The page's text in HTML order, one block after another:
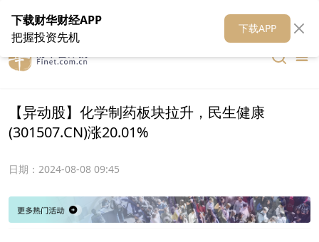
在线客服 关于我们 财华媒体矩阵 财华智库
【异动股】化学制药板块拉升，民生健康
(301507.CN)涨20.01%
日期： 2024-08-08 09:45
下载财华财经APP
把握投资先机
下载APP